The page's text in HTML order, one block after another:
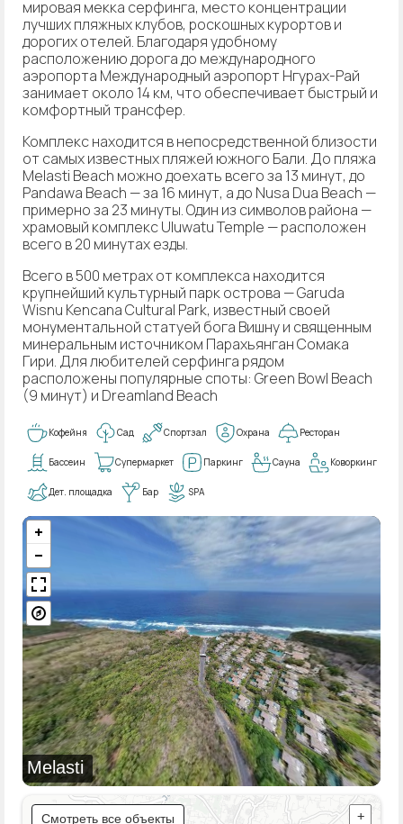
мировая мекка серфинга, место концентрации
лучших пляжных клубов, роскошных курортов и
дорогих отелей. Благодаря удобному
расположению дорога до международного
аэропорта Международный аэропорт Нгурах-Рай
занимает около 14 км, что обеспечивает быстрый и
комфортный трансфер.
Комплекс находится в непосредственной близости
от самых известных пляжей южного Бали. До пляжа
Melasti Beach можно доехать всего за 13 минут, до
Pandawa Beach — за 16 минут, а до Nusa Dua Beach —
примерно за 23 минуты. Один из символов района —
храмовый комплекс Uluwatu Temple — расположен
всего в 20 минутах езды.
Всего в 500 метрах от комплекса находится
крупнейший культурный парк острова — Garuda
Wisnu Kencana Cultural Park, известный своей
монументальной статуей бога Вишну и священным
минеральным источником Парахьянган Сомака
Гири. Для любителей серфинга рядом
расположены популярные споты: Green Bowl Beach
(9 минут) и Dreamland Beach
Кофейня Сад Спортзал Охрана Ресторан
Бассеин Супермаркет Паркинг Сауна Коворкинг
Дет. площадка Бар SPA
Melasti
Смотреть все объекты
+